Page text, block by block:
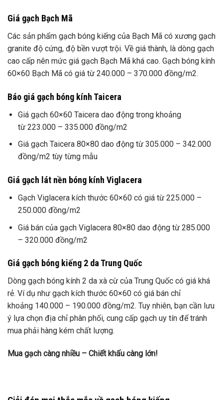
Giá gạch Bạch Mã
Các sản phẩm gạch bóng kiếng của Bạch Mã có xương gạch
granite độ cứng, độ bền vượt trội. Về giá thành, là dòng gạch
cao cấp nên mức giá gạch Bạch Mã khá cao. Gạch bóng kính
60×60 Bạch Mã có giá từ 240.000 – 370.000 đồng/m2.
Báo giá gạch bóng kính Taicera
Giá gạch 60×60 Taicera dao động trong khoảng
từ 223.000 – 335.000 đồng/m2
Giá gạch Taicera 80×80 dao động từ 305.000 – 342.000
đồng/m2 tùy từng mẫu
Giá gạch lát nền bóng kính Viglacera
Gạch Viglacera kích thước 60×60 có giá từ 225.000 –
250.000 đồng/m2
Giá bán của gạch Viglacera 80×80 dao động từ 285.000
– 320.000 đồng/m2
Giá gạch bóng kiếng 2 da Trung Quốc
Dòng gạch bóng kính 2 da xà cừ của Trung Quốc có giá khá
rẻ. Ví dụ như gạch kích thước 60×60 có giá bán chỉ
khoảng 140.000 – 190.000 đồng/m2. Tuy nhiên, bạn cần lưu
ý lựa chọn địa chỉ phân phối, cung cấp gạch uy tín để tránh
mua phải hàng kém chất lượng.
Mua gạch càng nhiều – Chiết khấu càng lớn!